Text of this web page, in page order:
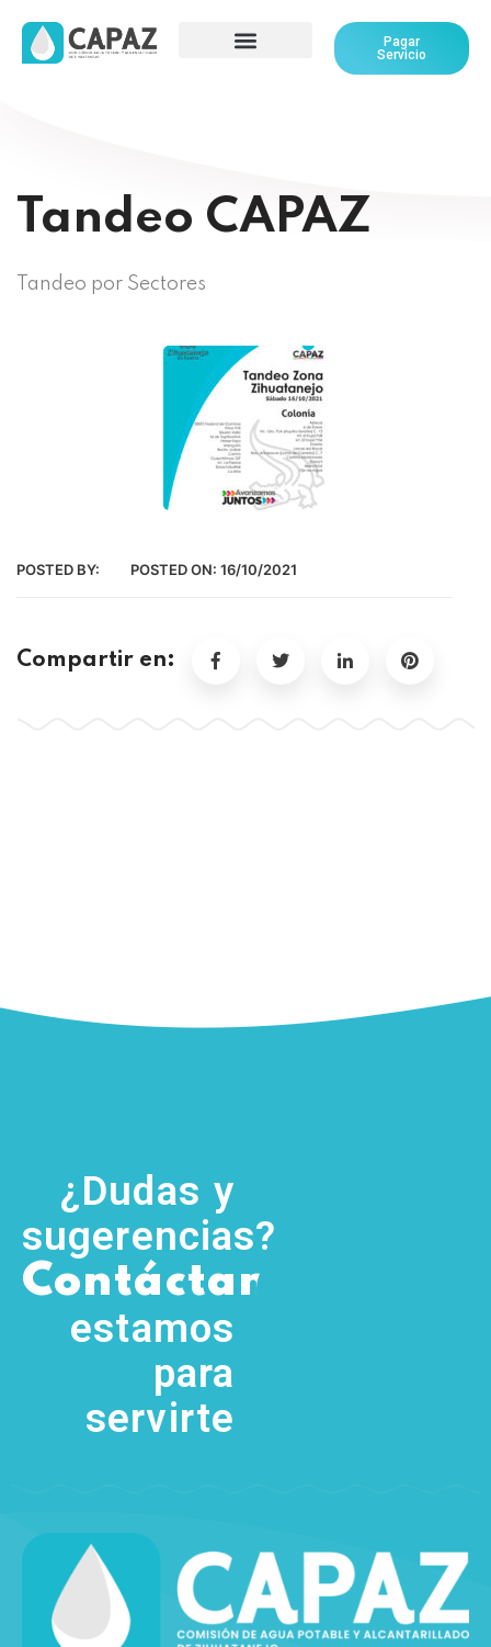
Pagar
Servicio
Tandeo CAPAZ
Tandeo por Sectores
POSTED BY: POSTED ON: 16/10/2021
Compartir en:
¿Dudas y
sugerencias?
Contáctanos
estamos
para
servirte